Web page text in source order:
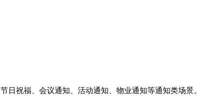
祝福、会议通知、活动通知、物业通知等通知类场景。